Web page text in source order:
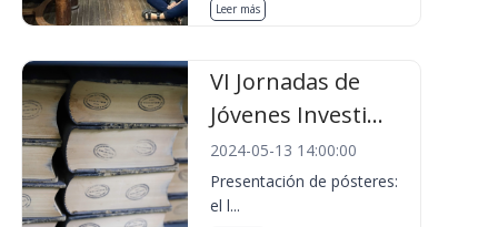
Leer más
VI Jornadas de
Jóvenes Investi...
2024-05-13 14:00:00
Presentación de pósteres:
el l...